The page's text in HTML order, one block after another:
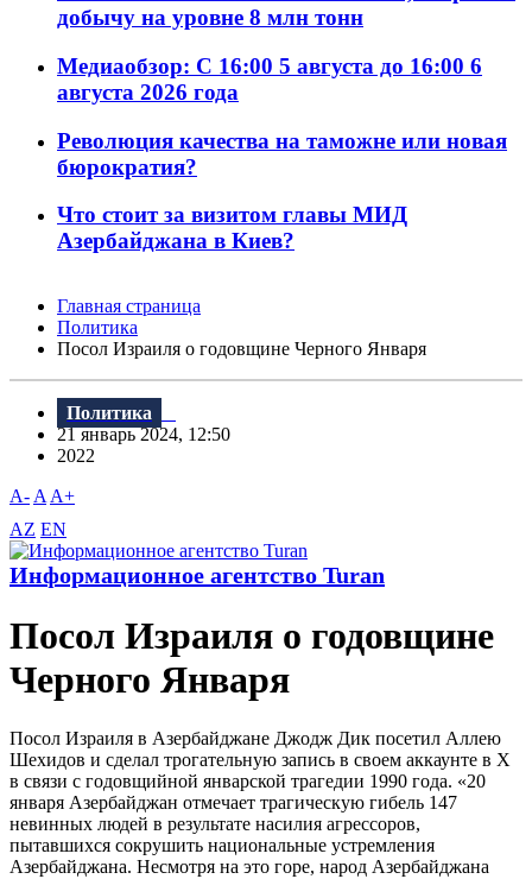
добычу на уровне 8 млн тонн
Медиаобзор: С 16:00 5 августа до 16:00 6
августа 2026 года
Революция качества на таможне или новая
бюрократия?
Что стоит за визитом главы МИД
Азербайджана в Киев?
Главная страница
Политика
Посол Израиля о годовщине Черного Января
Политика
21 январь 2024, 12:50
2022
A- A A+
AZ EN
Информационное агентство Turan
Посол Израиля о годовщине
Черного Января
Посол Израиля в Азербайджане Джодж Дик посетил Аллею
Шехидов и сделал трогательную запись в своем аккаунте в X
в связи с годовщийной январской трагедии 1990 года. «20
января Азербайджан отмечает трагическую гибель 147
невинных людей в результате насилия агрессоров,
пытавшихся сокрушить национальные устремления
Азербайджана. Несмотря на это горе, народ Азербайджана